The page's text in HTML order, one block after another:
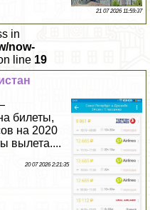
21 07 2026 11:59:37
in
now-
line 19
билеты,
на 2020
вылета....
20 07 2026 2:21:35